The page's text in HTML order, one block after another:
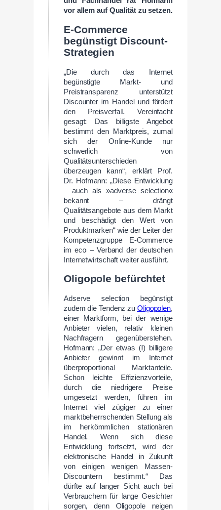
vor allem auf Qualität zu setzen.
E-Commerce
begünstigt Discount-
Strategien
„Die durch das Internet
begünstigte Markt- und
Preistransparenz unterstützt
Discounter im Handel und fördert
den Preisverfall. Vereinfacht
gesagt: Das billigste Angebot
bestimmt den Marktpreis, zumal
sich der Online-Kunde nur
schwerlich von
Qualitätsunterschieden
überzeugen kann“, erklärt Prof.
Dr. Hofmann: „Diese Entwicklung
– auch als »adverse selection«
bekannt – drängt
Qualitätsangebote aus dem Markt
und beschädigt den Wert von
Produktmarken“ wie der Leiter der
Kompetenzgruppe E-Commerce
im eco – Verband der deutschen
Internetwirtschaft weiter ausführt.
Oligopole befürchtet
Adserve selection begünstigt
zudem die Tendenz zuOligopolen,
einer Marktform, bei der wenige
Anbieter vielen, relativ kleinen
Nachfragern gegenüberstehen.
Hofmann: „Der etwas (!) billigere
Anbieter gewinnt im Internet
überproportional Marktanteile.
Schon leichte Effizienzvorteile,
durch die niedrigere Preise
umgesetzt werden, führen im
Internet viel zügiger zu einer
marktbeherrschenden Stellung als
im herkömmlichen stationären
Handel. Wenn sich diese
Entwicklung fortsetzt, wird der
elektronische Handel in Zukunft
von einigen wenigen Massen-
Discountern bestimmt.“ Das
dürfte auf langer Sicht auch bei
Verbrauchern für lange Gesichter
sorgen, denn Oligopole neigen